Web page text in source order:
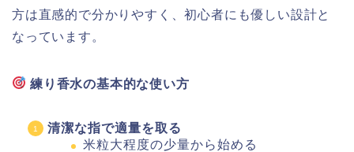
方は直感的で分かりやすく、初心者にも優しい設計と
なっています。
練り香水の基本的な使い方
清潔な指で適量を取る
米粒大程度の少量から始める